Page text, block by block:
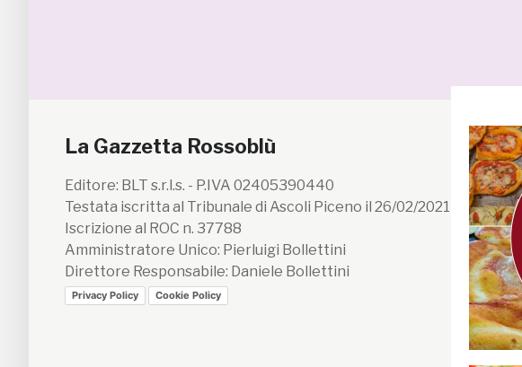
La Gazzetta Rossoblù
Editore: BLT s.r.l.s. - P.IVA 02405390440
Testata iscritta al Tribunale di Ascoli Piceno il 26/02/2021 n. 199/2021
Iscrizione al ROC n. 37788
Amministratore Unico: Pierluigi Bollettini
Direttore Responsabile: Daniele Bollettini
Privacy Policy Cookie Policy